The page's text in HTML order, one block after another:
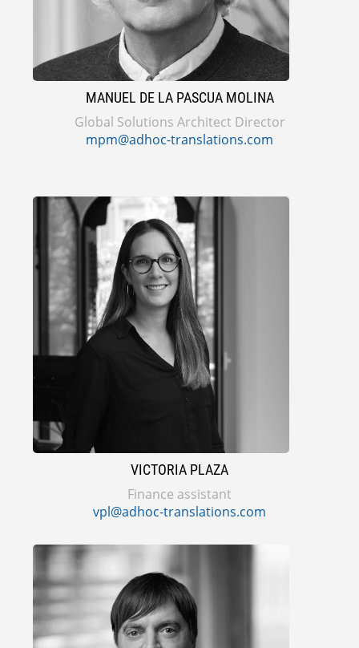
MANUEL DE LA PASCUA MOLINA
Global Solutions Architect Director
mpm@adhoc-translations.com
VICTORIA PLAZA
Finance assistant
vpl@adhoc-translations.com